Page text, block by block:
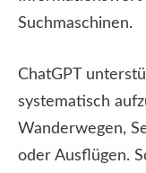
Suchmaschinen.
ChatGPT
systematisch
Wanderwegen,
oder Ausflügen.